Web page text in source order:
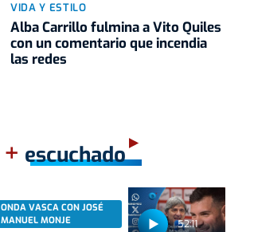
VIDA Y ESTILO
Alba Carrillo fulmina a Vito Quiles
con un comentario que incendia
las redes
+ escuchado
52:11
ONDA VASCA CON JOSÉ
MANUEL MONJE